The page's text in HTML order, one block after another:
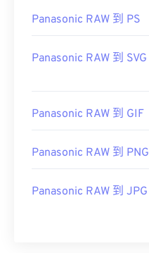
Panasonic RAW 到 PS
Panasonic RAW 到 SVG
Panasonic RAW 到 GIF
Panasonic RAW 到 PNG
Panasonic RAW 到 JPG